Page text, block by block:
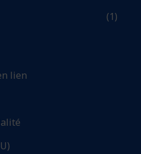
(1)
lien